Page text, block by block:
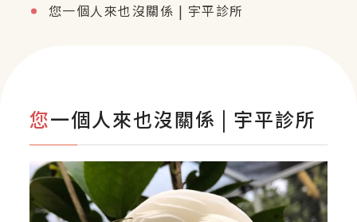
影音專區
您一個人來也沒關係 | 宇平診所
您一個人來也沒關係 | 宇平診所